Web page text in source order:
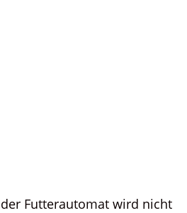
Futterautomat wird nicht